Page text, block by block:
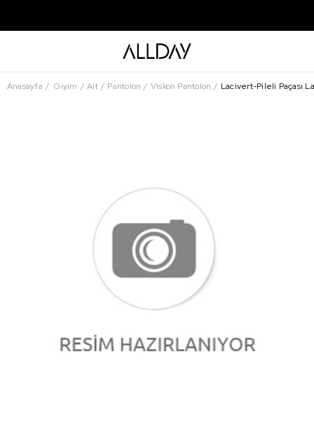
Anasayfa Giyim Alt Pantolon Viskon Pantolon Lacivert-Pileli Paçası